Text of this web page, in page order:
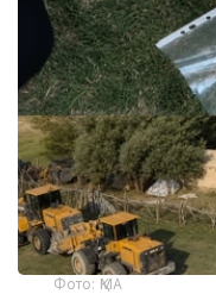
Фото: ҚМА